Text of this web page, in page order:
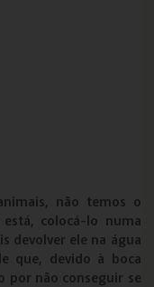
não temos o
colocá-lo numa
devolver ele na água
que, devido à boca
por não conseguir se